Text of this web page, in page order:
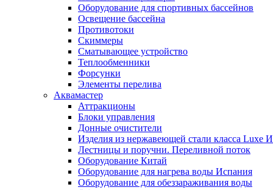
Оборудование для спортивных бассейнов
Освещение бассейна
Противотоки
Скиммеры
Сматывающее устройство
Теплообменники
Форсунки
Элементы перелива
Аквамастер
Аттракционы
Блоки управления
Донные очистители
Изделия из нержавеющей стали класса Luxe
Лестницы и поручни. Переливной поток
Оборудование Китай
Оборудование для нагрева воды Испания
Оборудование для обеззараживания воды